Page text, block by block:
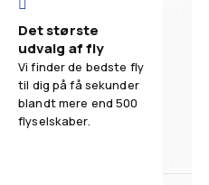
Det største
udvalg af fly
Vi finder de bedste fly
til dig på få sekunder
blandt mere end 500
flyselskaber.